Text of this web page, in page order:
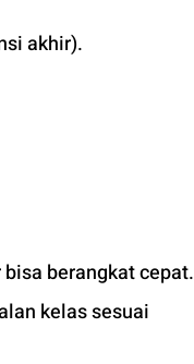
akhir).
berangkat cepat.
kelas sesuai